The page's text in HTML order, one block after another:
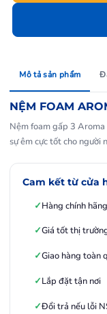
Mô tả sản phẩm
NỆM FOAM
Nệm foam gấp 3
sự êm cực tốt cho người
Cam kết từ cửa
Hàng chính
Giá tốt thị
Giao hàng toàn
Lắp đặt tận nơi
Đổi trả nếu lỗi